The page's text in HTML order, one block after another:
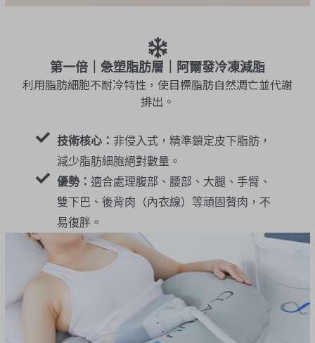
第一倍｜急塑脂肪層｜阿爾發冷凍減脂
利用脂肪細胞不耐冷特性，使目標脂肪自然凋亡並代謝
排出。
技術核心： 非侵入式，精準鎖定皮下脂肪，
減少脂肪細胞絕對數量。
優勢： 適合處理腹部、腰部、大腿、手臂、
雙下巴、後背肉（內衣線）等頑固贅肉，不
易復胖。